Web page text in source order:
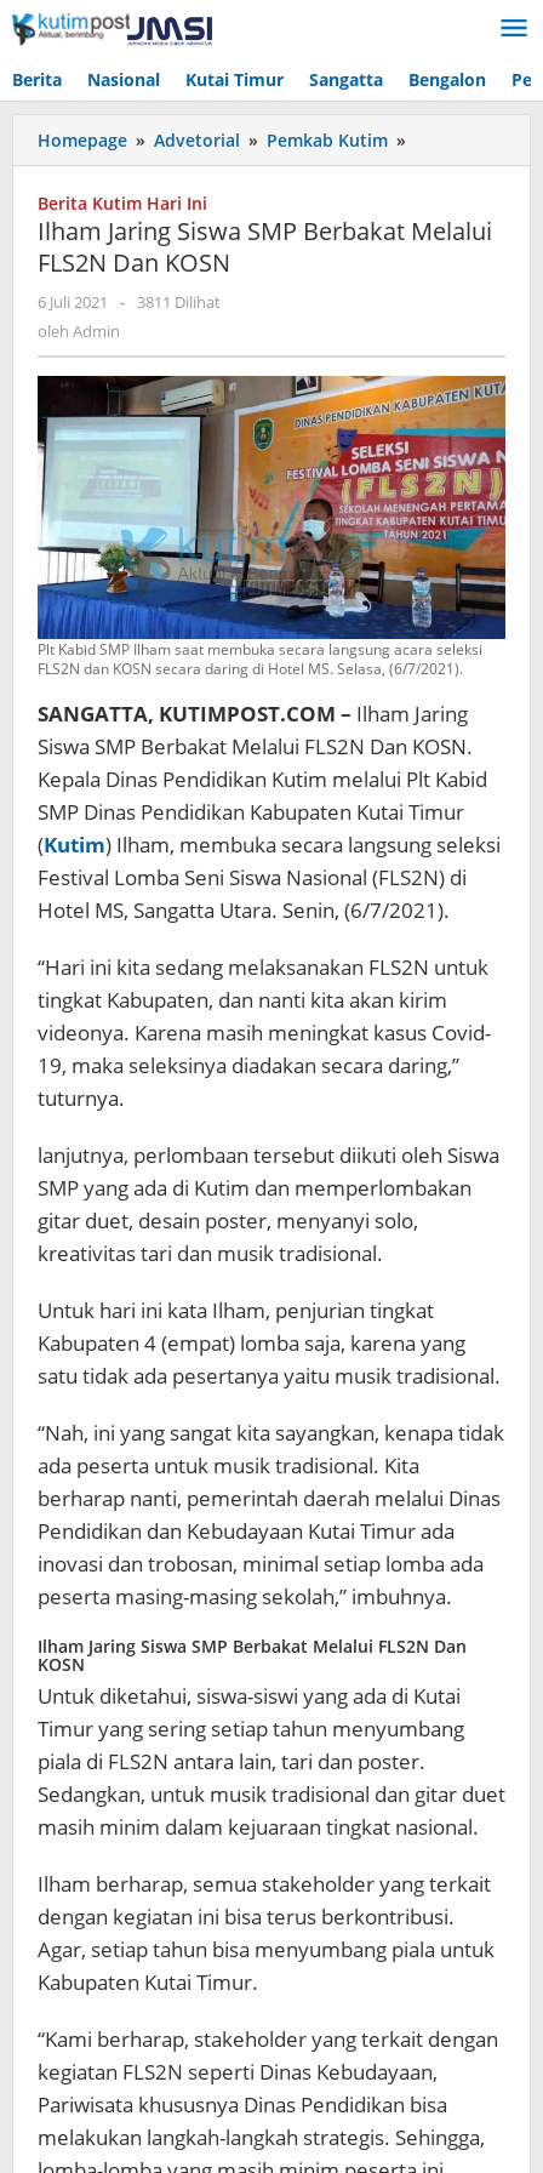
Lewati
ke
Berita Nasional Kutai Timur Sangatta Bengalon
Homepage » Advetorial » Pemkab Kutim »
Jaring
Berbakat
Berita Kutim Hari Ini
Ilham Jaring Siswa SMP Berbakat Melalui
FLS2N Dan KOSN
6 Juli 2021
oleh
- 3811 Dilihat
oleh Admin
Plt Kabid SMP Ilham saat membuka secara langsung acara seleksi
FLS2N dan KOSN secara daring di Hotel MS. Selasa, (6/7/2021).
SANGATTA, KUTIMPOST.COM – Ilham Jaring
Siswa SMP Berbakat Melalui FLS2N Dan KOSN.
Kepala Dinas Pendidikan Kutim melalui Plt Kabid
SMP Dinas Pendidikan Kabupaten Kutai Timur
(Kutim) Ilham, membuka secara langsung seleksi
Festival Lomba Seni Siswa Nasional (FLS2N) di
Hotel MS, Sangatta Utara. Senin, (6/7/2021).
“Hari ini kita sedang melaksanakan FLS2N untuk
tingkat Kabupaten, dan nanti kita akan kirim
videonya. Karena masih meningkat kasus Covid-
19, maka seleksinya diadakan secara daring,”
tuturnya.
lanjutnya, perlombaan tersebut diikuti oleh Siswa
SMP yang ada di Kutim dan memperlombakan
gitar duet, desain poster, menyanyi solo,
kreativitas tari dan musik tradisional.
Untuk hari ini kata Ilham, penjurian tingkat
Kabupaten 4 (empat) lomba saja, karena yang
satu tidak ada pesertanya yaitu musik tradisional.
“Nah, ini yang sangat kita sayangkan, kenapa tidak
ada peserta untuk musik tradisional. Kita
berharap nanti, pemerintah daerah melalui Dinas
Pendidikan dan Kebudayaan Kutai Timur ada
inovasi dan trobosan, minimal setiap lomba ada
peserta masing-masing sekolah,” imbuhnya.
Ilham Jaring Siswa SMP Berbakat Melalui FLS2N Dan
KOSN
Untuk diketahui, siswa-siswi yang ada di Kutai
Timur yang sering setiap tahun menyumbang
piala di FLS2N antara lain, tari dan poster.
Sedangkan, untuk musik tradisional dan gitar duet
masih minim dalam kejuaraan tingkat nasional.
Ilham berharap, semua stakeholder yang terkait
dengan kegiatan ini bisa terus berkontribusi.
Agar, setiap tahun bisa menyumbang piala untuk
Kabupaten Kutai Timur.
“Kami berharap, stakeholder yang terkait dengan
kegiatan FLS2N seperti Dinas Kebudayaan,
Pariwisata khususnya Dinas Pendidikan bisa
melakukan langkah-langkah strategis. Sehingga,